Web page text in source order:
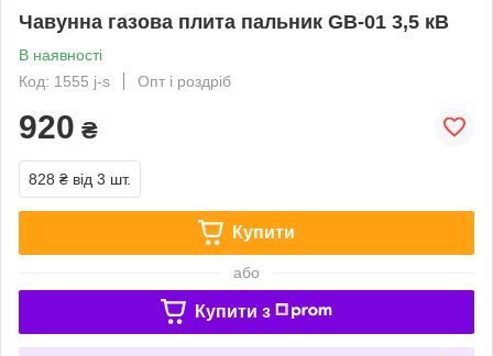
Чавунна газова плита пальник GB-01 3,5 кВ
В наявності
Код: 1555 j-s
Опт і роздріб
920 ₴
828 ₴ від 3 шт.
Купити
або
Купити з